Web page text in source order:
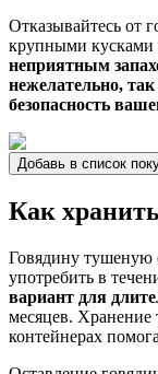
Отказывайтесь от
крупными кусками
неприятным
нежелательно,
безопасность
Добавь в список
Как
Говядину тушеную
употребить в
вариант для
месяцев.
контейнерах